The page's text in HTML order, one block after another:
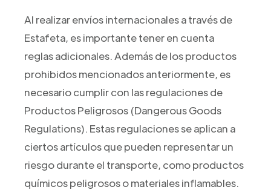
Al realizar envíos internacionales a través de
Estafeta, es importante tener en cuenta
reglas adicionales. Además de los productos
prohibidos mencionados anteriormente, es
necesario cumplir con las regulaciones de
Productos Peligrosos (Dangerous Goods
Regulations). Estas regulaciones se aplican a
ciertos artículos que pueden representar un
riesgo durante el transporte, como productos
químicos peligrosos o materiales inflamables.